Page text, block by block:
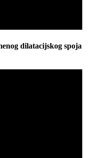
dilatacijskog spoja